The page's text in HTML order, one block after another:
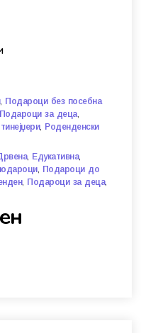
, Подароци без посебна
Подароци за деца,
, Роденденски
, Едукативна,
, Подароци до
, Подароци за деца,